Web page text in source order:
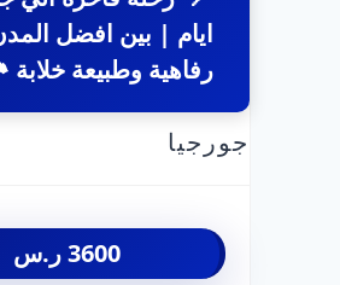
ايام | بين افضل
رفاهية وطبيعة
جورجيا
3600ر.س